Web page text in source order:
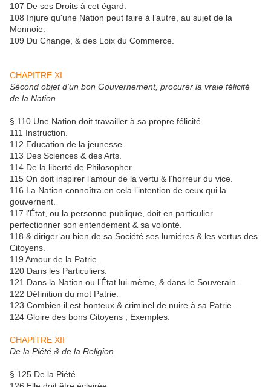
107 De ses Droits à cet égard.
108 Injure qu'une Nation peut faire à l’autre, au sujet de la
Monnoie.
109 Du Change, & des Loix du Commerce.
CHAPITRE XI
Sécond objet d'un bon Gouvernement, procurer la vraie félicité
de la Nation.
§.110 Une Nation doit travailler à sa propre félicité.
111 Instruction.
112 Education de la jeunesse.
113 Des Sciences & des Arts.
114 De la liberté de Philosopher.
115 On doit inspirer l’amour de la vertu & l’horreur du vice.
116 La Nation connoîtra en cela l’intention de ceux qui la
gouvernent.
117 l’État, ou la personne publique, doit en particulier
perfectionner son entendement & sa volonté.
118 & diriger au bien de sa Société ses lumiéres & les vertus des
Citoyens.
119 Amour de la Patrie.
120 Dans les Particuliers.
121 Dans la Nation ou l’État lui-même, & dans le Souverain.
122 Définition du mot Patrie.
123 Combien il est honteux & criminel de nuire à sa Patrie.
124 Gloire des bons Citoyens ; Exemples.
CHAPITRE XII
De la Piété & de la Religion.
§.125 De la Piété.